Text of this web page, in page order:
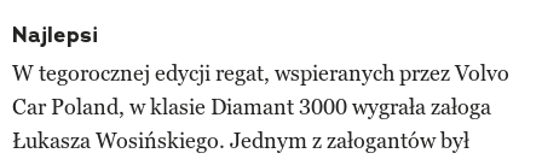
Najlepsi
W tegorocznej edycji regat, wspieranych przez Volvo
Car Poland, w klasie Diamant 3000 wygrała załoga
Łukasza Wosińskiego. Jednym z załogantów był